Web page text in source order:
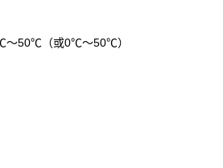
50℃（或0℃～50℃）